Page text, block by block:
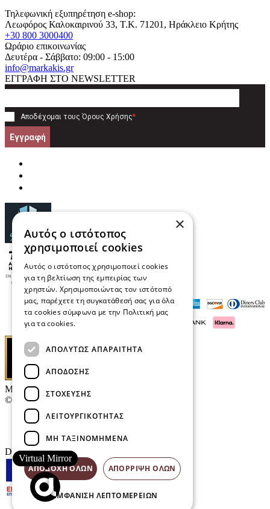
Τηλεφωνική εξυπηρέτηση e-shop:
Λεωφόρος Καλοκαιρινού 33, T.K. 71201, Ηράκλειο Κρήτης
+30 800 3000400
Ωράριο επικοινωνίας
Δευτέρα - Σάββατο: 09:00 - 15:00
info@markakis.gr
ΕΓΓΡΑΦΗ ΣΤΟ NEWSLETTER
Αποδέχομαι τους Όρους Χρήσης*
Εγγραφή
Μαρκάκης Οπτικά
© 2026
Επικοινωνία
E-Volution Awards
Designed & developed by
Virtual Mirror
×
Αυτός ο ιστότοπος
χρησιμοποιεί cookies
Αυτός ο ιστότοπος χρησιμοποιεί cookies
για τη βελτίωση της εμπειρίας των
χρηστών. Χρησιμοποιώντας τον ιστότοπό
μας, παρέχετε τη συγκατάθεσή σας για όλα
τα cookies σύμφωνα με την Πολιτική μας
για τα cookies.
ΑΠΟΛΎΤΩΣ ΑΠΑΡΑΊΤΗΤΑ
ΑΠΌΔΟΣΗΣ
ΣΤΌΧΕΥΣΗΣ
ΛΕΙΤΟΥΡΓΙΚΌΤΗΤΑΣ
ΜΗ ΤΑΞΙΝΟΜΗΜΈΝΑ
ΑΠΟΔΟΧΉ ΌΛΩΝ ΑΠΌΡΡΙΨΗ ΌΛΩΝ
ΕΜΦΆΝΙΣΗ ΛΕΠΤΟΜΕΡΕΙΏΝ